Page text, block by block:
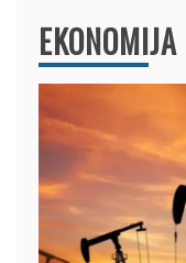
EKONOMIJA